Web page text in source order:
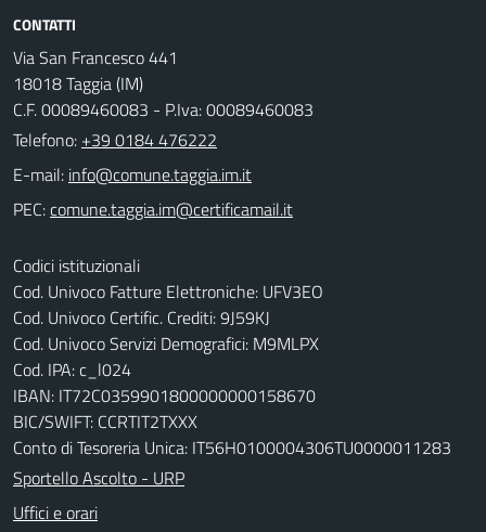
CONTATTI
Via San Francesco 441
18018 Taggia (IM)
C.F. 00089460083 - P.Iva: 00089460083
Telefono: +39 0184 476222
E-mail:
PEC:
Codici istituzionali
Cod. Univoco Fatture Elettroniche: UFV3EO
Cod. Univoco Certific. Crediti: 9J59KJ
Cod. Univoco Servizi Demografici: M9MLPX
Cod. IPA: c_l024
IBAN: IT72C0359901800000000158670
BIC/SWIFT: CCRTIT2TXXX
Conto di Tesoreria Unica: IT56H0100004306TU0000011283
Sportello Ascolto - URP
Uffici e orari